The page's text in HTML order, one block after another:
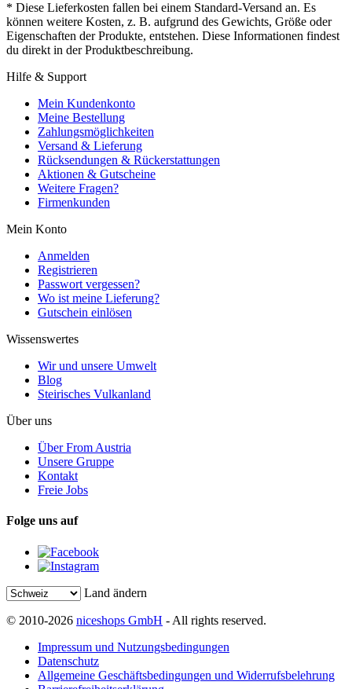
* Diese Lieferkosten fallen bei einem Standard-Versand an. Es
können weitere Kosten, z. B. aufgrund des Gewichts, Größe oder
Eigenschaften der Produkte, entstehen. Diese Informationen findest
du direkt in der Produktbeschreibung.
Hilfe & Support
Mein Kundenkonto
Meine Bestellung
Zahlungsmöglichkeiten
Versand & Lieferung
Rücksendungen & Rückerstattungen
Aktionen & Gutscheine
Weitere Fragen?
Firmenkunden
Mein Konto
Anmelden
Registrieren
Passwort vergessen?
Wo ist meine Lieferung?
Gutschein einlösen
Wissenswertes
Wir und unsere Umwelt
Blog
Steirisches Vulkanland
Über uns
Über From Austria
Unsere Gruppe
Kontakt
Freie Jobs
Folge uns auf
Land ändern
© 2010-2026 niceshops GmbH - All rights reserved.
Impressum und Nutzungsbedingungen
Datenschutz
Allgemeine Geschäftsbedingungen und Widerrufsbelehrung